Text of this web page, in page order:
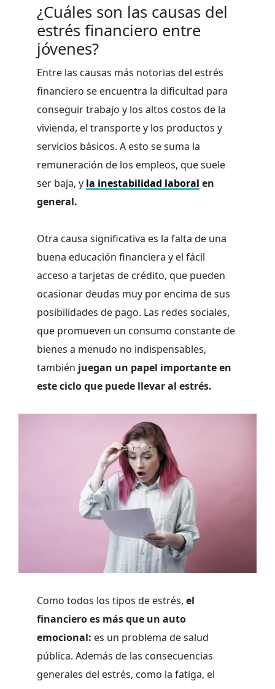
¿Cuáles son las causas del
estrés financiero entre
jóvenes?
Entre las causas más notorias del estrés
financiero se encuentra la dificultad para
conseguir trabajo y los altos costos de la
vivienda, el transporte y los productos y
servicios básicos. A esto se suma la
remuneración de los empleos, que suele
ser baja, y la inestabilidad laboral en
general.
Otra causa significativa es la falta de una
buena educación financiera y el fácil
acceso a tarjetas de crédito, que pueden
ocasionar deudas muy por encima de sus
posibilidades de pago. Las redes sociales,
que promueven un consumo constante de
bienes a menudo no indispensables,
también juegan un papel importante en
este ciclo que puede llevar al estrés.
Como todos los tipos de estrés, el
financiero es más que un auto
emocional: es un problema de salud
pública. Además de las consecuencias
generales del estrés, como la fatiga, el